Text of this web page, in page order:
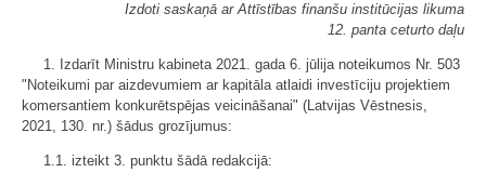
Izdoti saskaņā ar Attīstības finanšu institūcijas likuma
12. panta ceturto daļu
1. Izdarīt Ministru kabineta 2021. gada 6. jūlija noteikumos Nr. 503
"Noteikumi par aizdevumiem ar kapitāla atlaidi investīciju projektiem
komersantiem konkurētspējas veicināšanai" (Latvijas Vēstnesis,
2021, 130. nr.) šādus grozījumus:
1.1. izteikt 3. punktu šādā redakcijā: